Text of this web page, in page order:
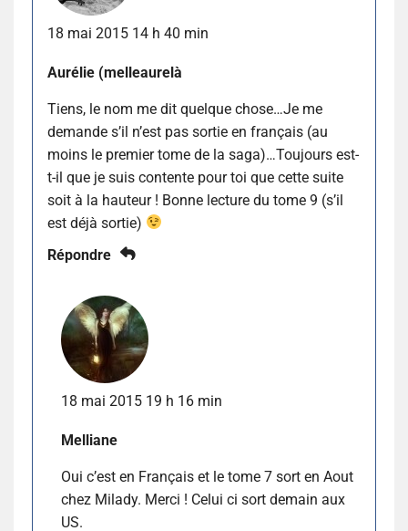
18 mai 2015 14 h 40 min
Aurélie (melleaurelà
Tiens, le nom me dit quelque chose…Je me
demande s’il n’est pas sortie en français (au
moins le premier tome de la saga)…Toujours est-
t-il que je suis contente pour toi que cette suite
soit à la hauteur ! Bonne lecture du tome 9 (s’il
est déjà sortie)
Répondre
18 mai 2015 19 h 16 min
Melliane
Oui c’est en Français et le tome 7 sort en Aout
chez Milady. Merci ! Celui ci sort demain aux
US.